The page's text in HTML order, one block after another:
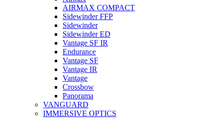
AIRMAX COMPACT
Sidewinder FFP
Sidewinder
Sidewinder ED
Vantage SF IR
Endurance
Vantage SF
Vantage IR
Vantage
Crossbow
Panorama
VANGUARD
IMMERSIVE OPTICS